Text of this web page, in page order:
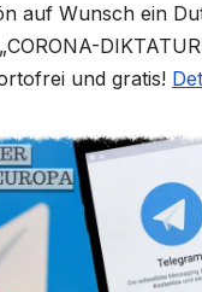
auf Wunsch ein
und gratis!